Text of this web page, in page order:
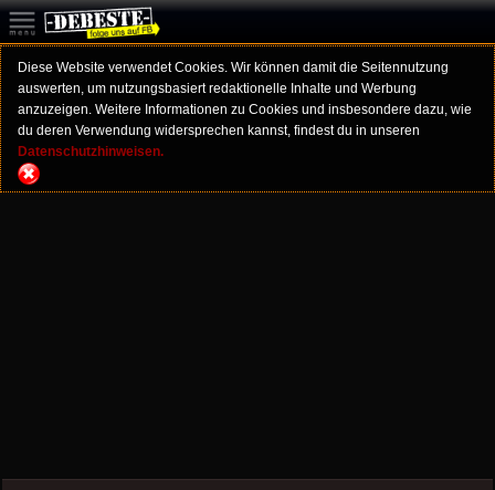
Diese Website verwendet Cookies. Wir können damit die Seitennutzung
auswerten, um nutzungsbasiert redaktionelle Inhalte und Werbung
anzuzeigen. Weitere Informationen zu Cookies und insbesondere dazu, wie
du deren Verwendung widersprechen kannst, findest du in unseren
Datenschutzhinweisen.